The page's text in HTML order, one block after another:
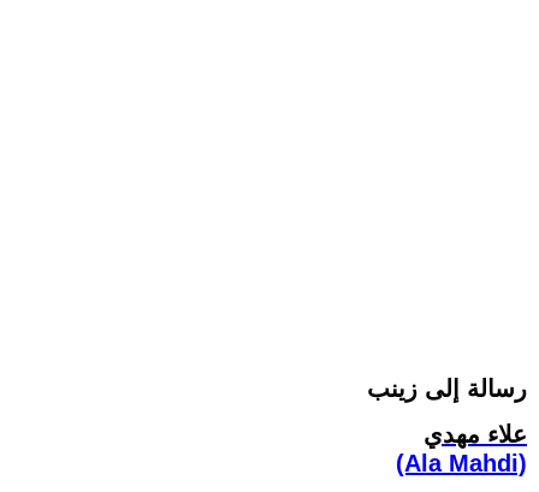
رسالة إلى زينب
علاء مهدي
(Ala Mahdi)